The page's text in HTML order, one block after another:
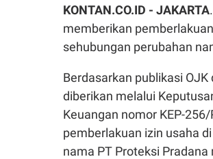
KONTAN.CO.ID - JAKARTA
memberikan
sehubungan perubahan
Berdasarkan publikasi
diberikan melalui
Keuangan nomor KEP-
pemberlakuan izin usaha
nama PT Proteksi